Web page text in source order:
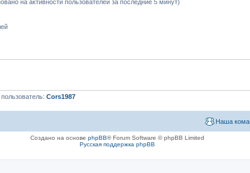
на активности пользователей за последние 5 минут)
Cors1987
Наша
Создано на основе phpBB® Forum Software © phpBB Limited
Русская поддержка phpBB